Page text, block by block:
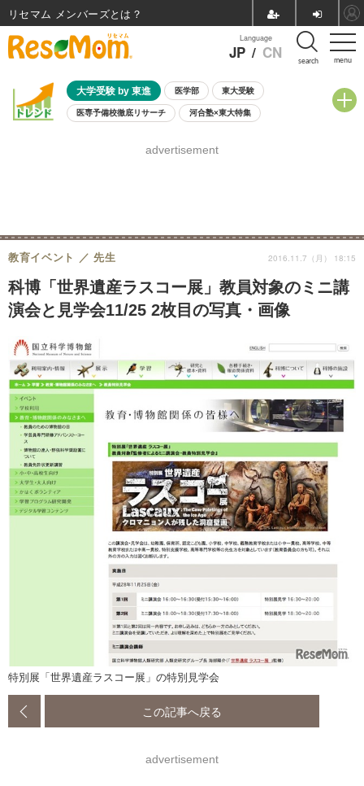
menu
Language
JP / CN search
大学受験 by 東進 医学部 東大受験
医専予備校徹底リサーチ 河合塾×東大特集
8月開催学校説明会・相談会
advertisement
科博「世界遺産ラスコー展」教員対象のミニ講
演会と見学会11/25 2枚目の写真・画像
教育イベント 先生 2016.11.7（月） 18:15
特別展「世界遺産ラスコー展」の特別見学会
この記事へ戻る
advertisement
リセマム メンバーズ